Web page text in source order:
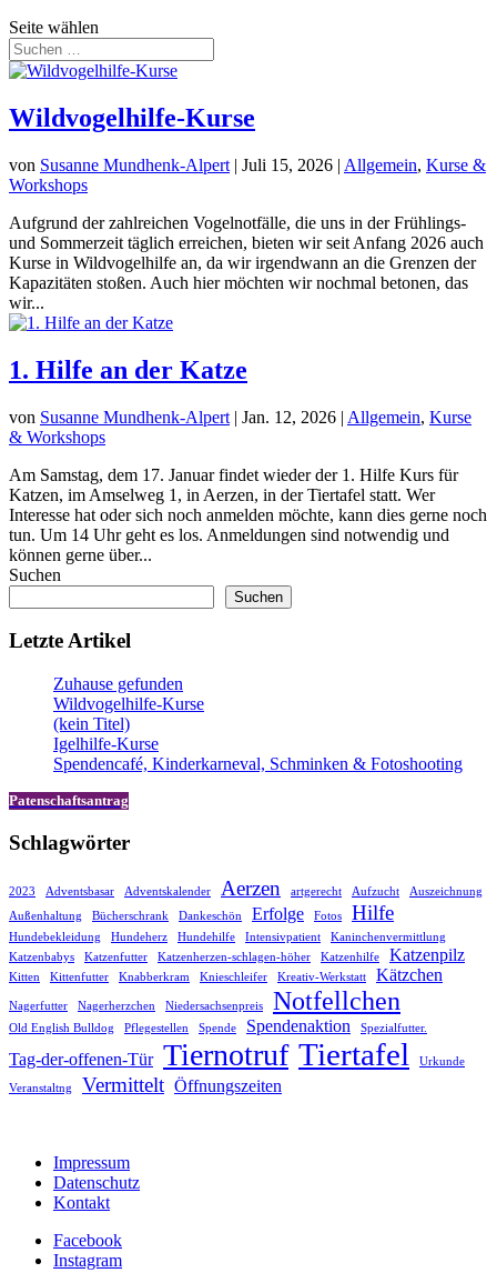
Seite wählen
Wildvogelhilfe-Kurse
von Susanne Mundhenk-Alpert | Juli 15, 2026 | Allgemein, Kurse &
Workshops
Aufgrund der zahlreichen Vogelnotfälle, die uns in der Frühlings-
und Sommerzeit täglich erreichen, bieten wir seit Anfang 2026 auch
Kurse in Wildvogelhilfe an, da wir irgendwann an die Grenzen der
Kapazitäten stoßen. Auch hier möchten wir nochmal betonen, das
wir...
1. Hilfe an der Katze
von Susanne Mundhenk-Alpert | Jan. 12, 2026 | Allgemein, Kurse
& Workshops
Am Samstag, dem 17. Januar findet wieder der 1. Hilfe Kurs für
Katzen, im Amselweg 1, in Aerzen, in der Tiertafel statt. Wer
Interesse hat oder sich noch anmelden möchte, kann dies gerne noch
tun. Um 14 Uhr geht es los. Anmeldungen sind notwendig und
können gerne über...
Suchen
Suchen
Letzte Artikel
Zuhause gefunden
Wildvogelhilfe-Kurse
(kein Titel)
Igelhilfe-Kurse
Spendencafé, Kinderkarneval, Schminken & Fotoshooting
Patenschaftsantrag
Schlagwörter
2023 Adventsbasar Adventskalender Aerzen artgerecht Aufzucht
Auszeichnung
Außenhaltung
Bücherschrank Dankeschön Erfolge Fotos Hilfe
Hundebekleidung Hundeherz Hundehilfe Intensivpatient
Kaninchenvermittlung
Katzenbabys
Katzenfutter Katzenherzen-schlagen-höher Katzenhilfe Katzenpilz
Kitten Kittenfutter Knabberkram Knieschleifer Kreativ-Werkstatt Kätzchen
Nagerfutter Nagerherzchen Niedersachsenpreis Notfellchen
Old English Bulldog Pflegestellen Spende Spendenaktion Spezialfutter.
Tag-der-offenen-Tür Tiernotruf Tiertafel Urkunde
Veranstaltng Vermittelt Öffnungszeiten
Impressum
Datenschutz
Kontakt
Facebook
Instagram